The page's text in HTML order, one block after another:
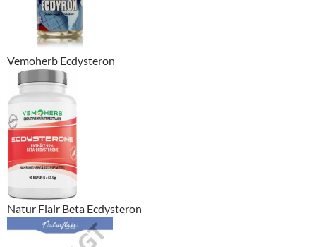
Vemoherb Ecdysteron
Natur Flair Beta Ecdysteron